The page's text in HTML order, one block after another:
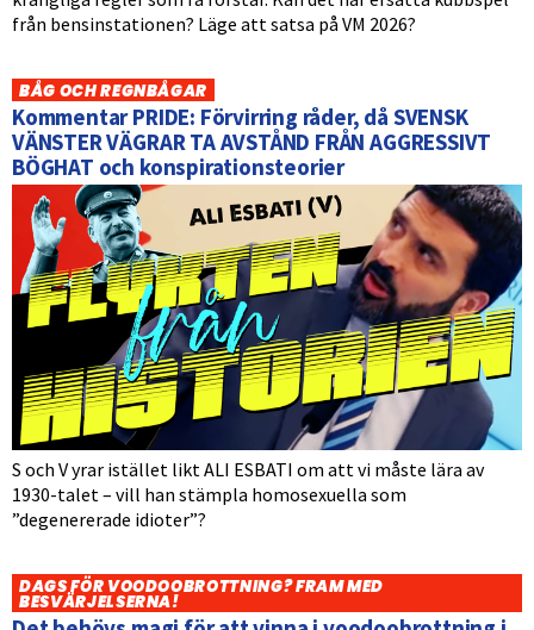
från bensinstationen? Läge att satsa på VM 2026?
BÅG OCH REGNBÅGAR
Kommentar PRIDE: Förvirring råder, då SVENSK
VÄNSTER VÄGRAR TA AVSTÅND FRÅN AGGRESSIVT
BÖGHAT och konspirationsteorier
S och V yrar istället likt ALI ESBATI om att vi måste lära av
1930-talet – vill han stämpla homosexuella som
”degenererade idioter”?
DAGS FÖR VOODOOBROTTNING? FRAM MED
BESVÄRJELSERNA!